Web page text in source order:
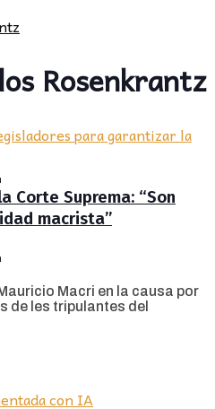
Rosenkrantz
Corte Suprema: “Son
macrista”
Macri en la causa por
de les tripulantes del